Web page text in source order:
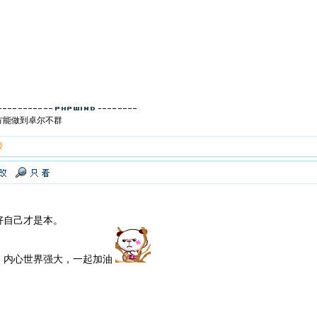
能做到卓尔不群
己才是本。
心世界强大，一起加油